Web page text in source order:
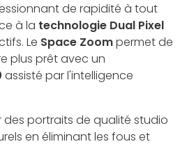
de rapidité à tout
à la technologie Dual Pixel
Le Space Zoompermet de
plus prêt avec un
assisté par l'intelligence
des portraits de qualité studio
en éliminant les fous et